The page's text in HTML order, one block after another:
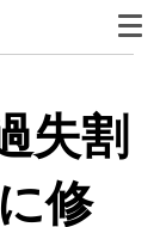
失割
修